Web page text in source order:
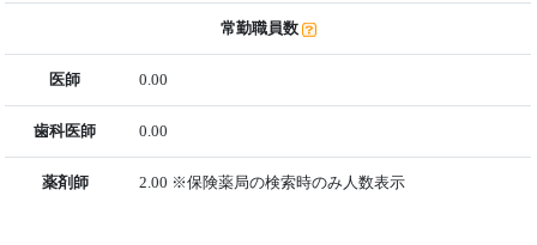
常勤職員数
医師 0.00
歯科医師 0.00
薬剤師 2.00 ※保険薬局の検索時のみ人数表示